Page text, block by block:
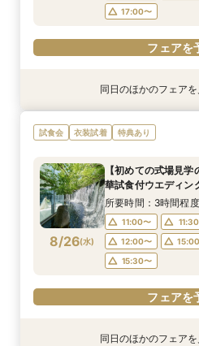
17:00〜
フェアを
衣装試着 特典あり
8/23(日)
【少人数プラン相談
贅沢無料試食
8:30〜
9:00〜
13:30
14:00〜
フェアを
特典あり
8/23(日)
【神前挙式をご検討
フレンチ無料試食
8:30〜
9:00〜
13:30
14:00〜
フェアを
特典あり
8/23(日)
【初めての式場見学
エディング相談会
8:30〜
9:00〜
13:30
14:00〜
フェアを
衣装試着 特典あり
8/23(日)
《新チャペルOPEN
チュラルチャペル体験
8:30〜
9:00〜
13:30
14:00〜
フェアを
衣装試着 特典あり
8/23(日)
マイナビ限定【料理
懐石フレンチコース
8:30〜
9:00〜
13:30
14:00〜
フェアを
衣装試着 特典あり
8/23(日)
マイナビ限定【料理
懐石フレンチコース
8:30〜
9:00〜
13:30
14:00〜
フェアを
同日のほかのフェアを
試食会 衣装試着 特典あり
8/26(水)
【初めての式場見
華試食付ウエディン
所要時間：3時間程度
11:00〜
12:00〜
15:30〜
フェアを
衣装試着 特典あり
特典あり同日のほかのフェアを